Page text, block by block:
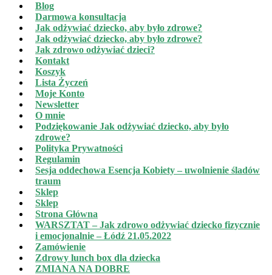
Blog
Darmowa konsultacja
Jak odżywiać dziecko, aby było zdrowe?
Jak odżywiać dziecko, aby było zdrowe?
Jak zdrowo odżywiać dzieci?
Kontakt
Koszyk
Lista Życzeń
Moje Konto
Newsletter
O mnie
Podziękowanie Jak odżywiać dziecko, aby było
zdrowe?
Polityka Prywatności
Regulamin
Sesja oddechowa Esencja Kobiety – uwolnienie śladów
traum
Sklep
Sklep
Strona Główna
WARSZTAT – Jak zdrowo odżywiać dziecko fizycznie
i emocjonalnie – Łódź 21.05.2022
Zamówienie
Zdrowy lunch box dla dziecka
ZMIANA NA DOBRE